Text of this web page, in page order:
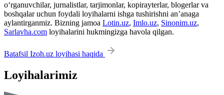
o‘rganuvchilar, jurnalistlar, tarjimonlar, kopirayterlar, blogerlar va
boshqalar uchun foydali loyihalarni ishga tushirishni an’anaga
aylantirganmiz. Bizning jamoa Lotin.uz, Imlo.uz, Sinonim.uz,
Sarlavha.com loyihalarini hukmingizga havola qilgan.
Batafsil Izoh.uz loyihasi haqida
Loyihalarimiz